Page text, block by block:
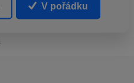
V pořádku